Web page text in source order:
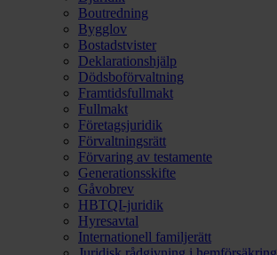
Boutredning
Bygglov
Bostadstvister
Deklarationshjälp
Dödsboförvaltning
Framtidsfullmakt
Fullmakt
Företagsjuridik
Förvaltningsrätt
Förvaring av testamente
Generationsskifte
Gåvobrev
HBTQI-juridik
Hyresavtal
Internationell familjerätt